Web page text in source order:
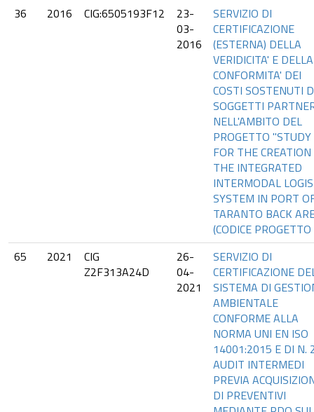
36 2016 CIG:6505193F12
23-
03-
2016
SERVIZIO DI
CERTIFICAZIONE
(ESTERNA) DELLA
VERIDICITA' E DELLA
CONFORMITA' DEI
COSTI SOSTENUTI
SOGGETTI
NELL'AMBITO DEL
PROGETTO "STUDY
FOR THE
THE INTEGRATED
INTERMODAL
SYSTEM IN PORT
TARANTO BACK
(CODICE PROGETTO
65
2021
CIG
Z2F313A24D
26-
04-
2021
SERVIZIO DI
CERTIFICAZIONE
SISTEMA DI
AMBIENTALE
CONFORME ALLA
NORMA UNI EN ISO
14001:2015 E DI N.
AUDIT INTERMEDI
PREVIA
DI PREVENTIVI